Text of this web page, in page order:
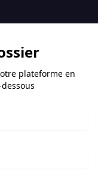
plateforme en